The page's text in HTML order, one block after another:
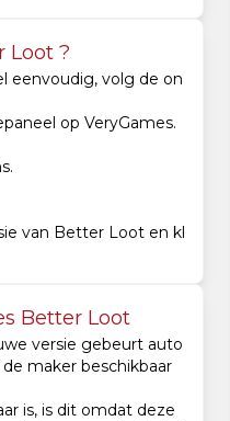
Loot ?
eenvoudig, volg de on
op VeryGames.
van Better Loot en kl
Better Loot
versie gebeurt auto
maker beschikbaar
is, is dit omdat deze